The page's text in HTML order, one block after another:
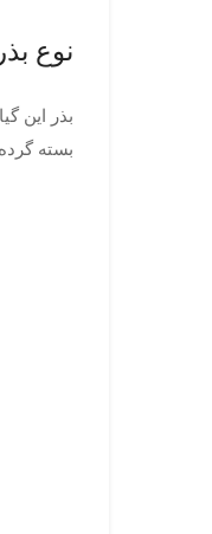
نوع
بذر این
بسته